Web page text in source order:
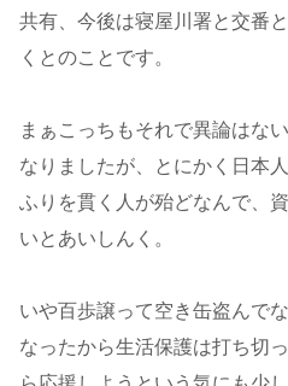
共有、今後は寝屋川署と交番
くとのことです。
まぁこっちもそれで異論はな
なりましたが、とにかく日本
ふりを貫く人が殆どなんで、
いとあいしんく。
いや百歩譲って空き缶盗んで
なったから生活保護は打ち切